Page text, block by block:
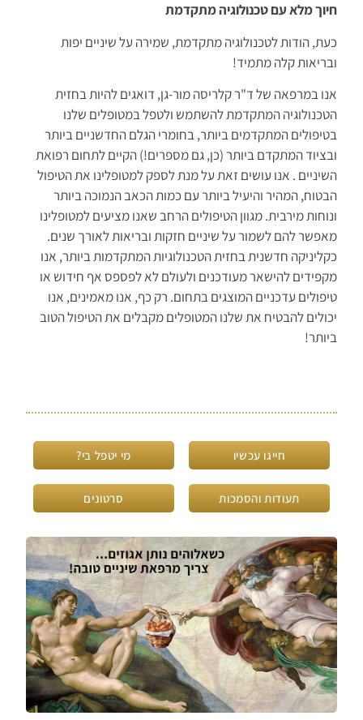
חיוך מלא עם טכנולוגיה מתקדמת
כעת, הודות לטכנולוגיה מתקדמת, שמירה על שיניים יפות
ובריאות קלה מתמיד!
אנו במרפאה של ד"ר קלריסה מור-גן, דואגים להיות בחזית
הטכנולוגיה המתקדמת להשתמש ולטפל במטופלים שלנו
בטיפולים המתקדמים ביותר, בחומרי הגלם החדשניים ביותר
ובציוד המתקדם ביותר (כן, גם מספרים!) הקיים לתחום רפואת
השיניים . אנו עושים זאת על מנת לספק למטופלינו את הטיפול
הבטוח, המהיר והיעיל ביותר עם כמות הכאב הנמוכה ביותר
ונוחות מירבית. מגוון הטיפולים הרחב שאנו מציעים למטופלינו
מאפשר להם לשמור על שיניים חזקות ובריאות לאורך שנים.
כקליניקה חדשנית בחזית הטכנולוגיות המתקדמות ביותר, אנו
מקפידים להישאר מעודכנים ולעולם לא לפספס אף חידוש או
טיפולים עדכניים המוצגים בתחום. רק כף, אנו מאמינים, אנו
יכולים להבטיח את שלנו המטופלים מקבלים את הטיפול הטוב
ביותר!
חייגו עכשיו מי יטפל בי?
תעודות והסמכות סרטונים